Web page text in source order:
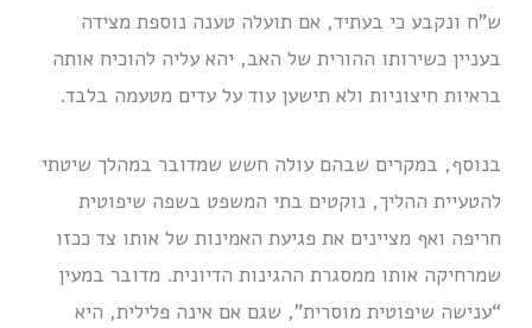
ש”ח ונקבע כי בעתיד, אם תועלה טענה נוספת מצידה
בעניין כשירותו ההורית של האב, יהא עליה להוכיח אותה
בראיות חיצוניות ולא תישען עוד על עדים מטעמה בלבד.
בנוסף, במקרים שבהם עולה חשש שמדובר במהלך שיטתי
להטעיית ההליך, נוקטים בתי המשפט בשפה שיפוטית
חריפה ואף מציינים את פגיעת האמינות של אותו צד ככזו
שמרחיקה אותו ממסגרת ההגינות הדיונית. מדובר במעין
“ענישה שיפוטית מוסרית”, שגם אם אינה פלילית, היא